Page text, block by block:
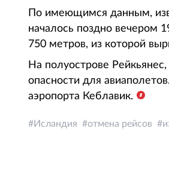
По имеющимся данным,
началось поздно вечером
750 метров, из которой
На полуострове
опасности для
аэропорта Кеблавик.
Исландия отмена рейсов